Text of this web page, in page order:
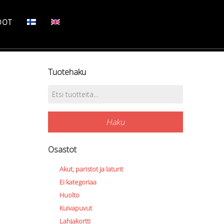
Tuotehaku
Etsi:
Haku
Osastot
Akut, paristot ja laturit
Ei kategoriaa
Huolto
Kuivapuvut
Lahjakortti